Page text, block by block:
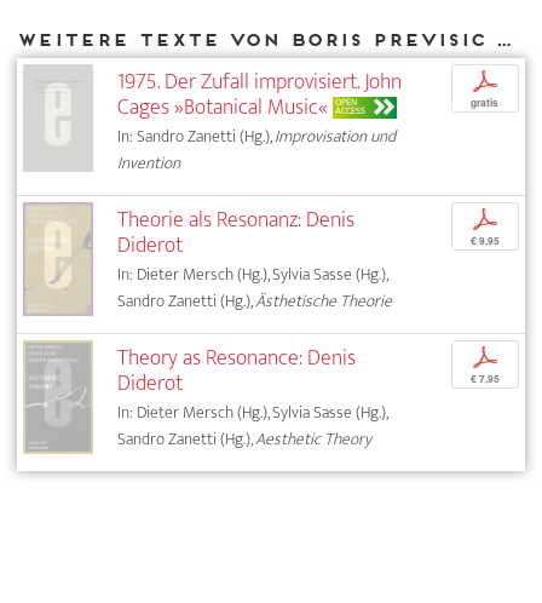
Weitere Texte von Boris Previsic bei DIAPHANES
1975. Der Zufall improvisiert. John
Cages »Botanical Music« OPEN
ACCESS
In: Sandro Zanetti (Hg.),Improvisation und
Invention
p
gratis
Theorie als Resonanz: Denis
Diderot
In: Dieter Mersch (Hg.), Sylvia Sasse (Hg.),
Sandro Zanetti (Hg.),Ästhetische Theorie
p
€ 9,95
Theory as Resonance: Denis
Diderot
In: Dieter Mersch (Hg.), Sylvia Sasse (Hg.),
Sandro Zanetti (Hg.),Aesthetic Theory
p
€ 7,95